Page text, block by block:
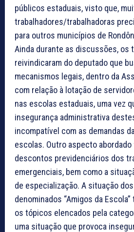
públicos estaduais, visto que,
trabalhadores/trabalhadoras
para outros municípios de
Ainda durante as discussões, os
reivindicaram do deputado que
mecanismos legais, dentro da
com relação à lotação de
nas escolas estaduais, uma vez
insegurança administrativa
incompatível com as demandas
escolas. Outro aspecto
descontos previdenciários dos
emergenciais, bem como a
de especialização. A situação
denominados “Amigos da
os tópicos elencados pela
uma situação que provoca